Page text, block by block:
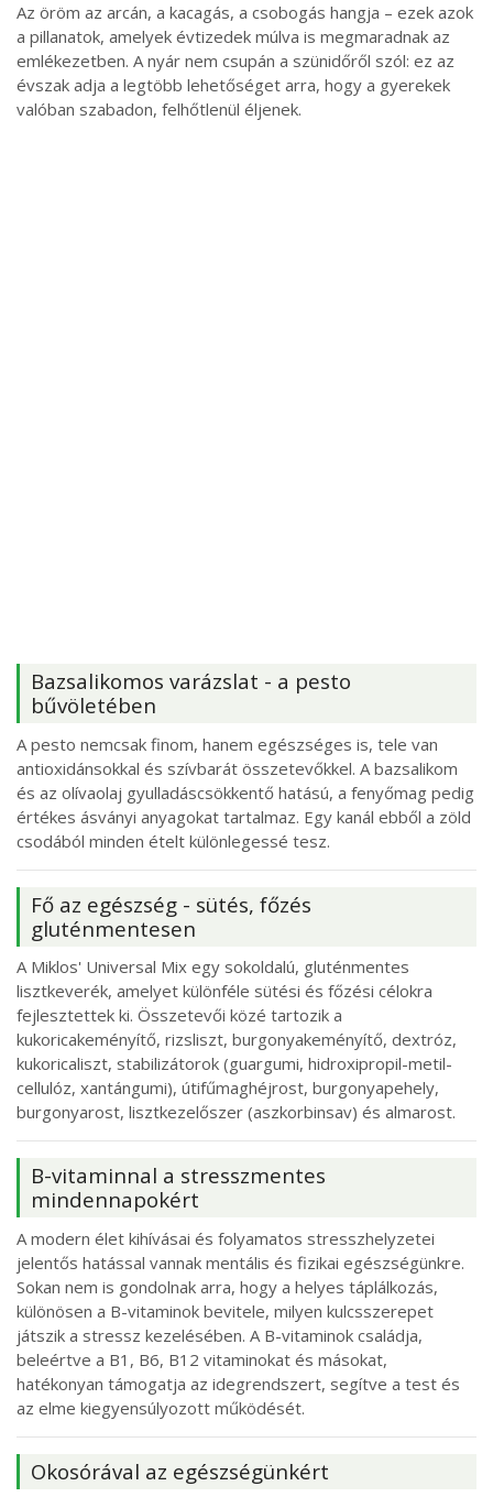
Az öröm az arcán, a kacagás, a csobogás hangja – ezek azok
a pillanatok, amelyek évtizedek múlva is megmaradnak az
emlékezetben. A nyár nem csupán a szünidőről szól: ez az
évszak adja a legtöbb lehetőséget arra, hogy a gyerekek
valóban szabadon, felhőtlenül éljenek.
Bazsalikomos varázslat - a pesto
bűvöletében
A pesto nemcsak finom, hanem egészséges is, tele van
antioxidánsokkal és szívbarát összetevőkkel. A bazsalikom
és az olívaolaj gyulladáscsökkentő hatású, a fenyőmag pedig
értékes ásványi anyagokat tartalmaz. Egy kanál ebből a zöld
csodából minden ételt különlegessé tesz.
Fő az egészség - sütés, főzés
gluténmentesen
A Miklos' Universal Mix egy sokoldalú, gluténmentes
lisztkeverék, amelyet különféle sütési és főzési célokra
fejlesztettek ki. Összetevői közé tartozik a
kukoricakeményítő, rizsliszt, burgonyakeményítő, dextróz,
kukoricaliszt, stabilizátorok (guargumi, hidroxipropil-metil-
cellulóz, xantángumi), útifűmaghéjrost, burgonyapehely,
burgonyarost, lisztkezelőszer (aszkorbinsav) és almarost.
B-vitaminnal a stresszmentes
mindennapokért
A modern élet kihívásai és folyamatos stresszhelyzetei
jelentős hatással vannak mentális és fizikai egészségünkre.
Sokan nem is gondolnak arra, hogy a helyes táplálkozás,
különösen a B-vitaminok bevitele, milyen kulcsszerepet
játszik a stressz kezelésében. A B-vitaminok családja,
beleértve a B1, B6, B12 vitaminokat és másokat,
hatékonyan támogatja az idegrendszert, segítve a test és
az elme kiegyensúlyozott működését.
Okosórával az egészségünkért